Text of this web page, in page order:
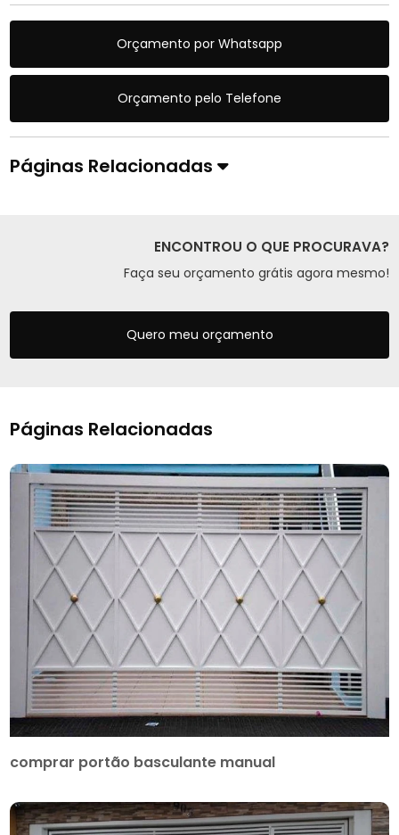
Orçamento por Whatsapp
Orçamento pelo Telefone
Páginas Relacionadas
ENCONTROU O QUE PROCURAVA?
Faça seu orçamento grátis agora mesmo!
Quero meu orçamento
Páginas Relacionadas
comprar portão basculante manual